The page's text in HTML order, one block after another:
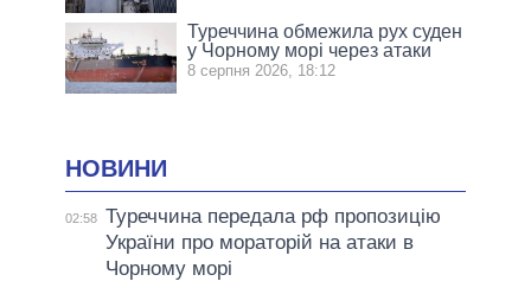
Туреччина обмежила рух суден
у Чорному морі через атаки
8 серпня 2026, 18:12
НОВИНИ
02:58 Туреччина передала рф пропозицію
України про мораторій на атаки в
Чорному морі